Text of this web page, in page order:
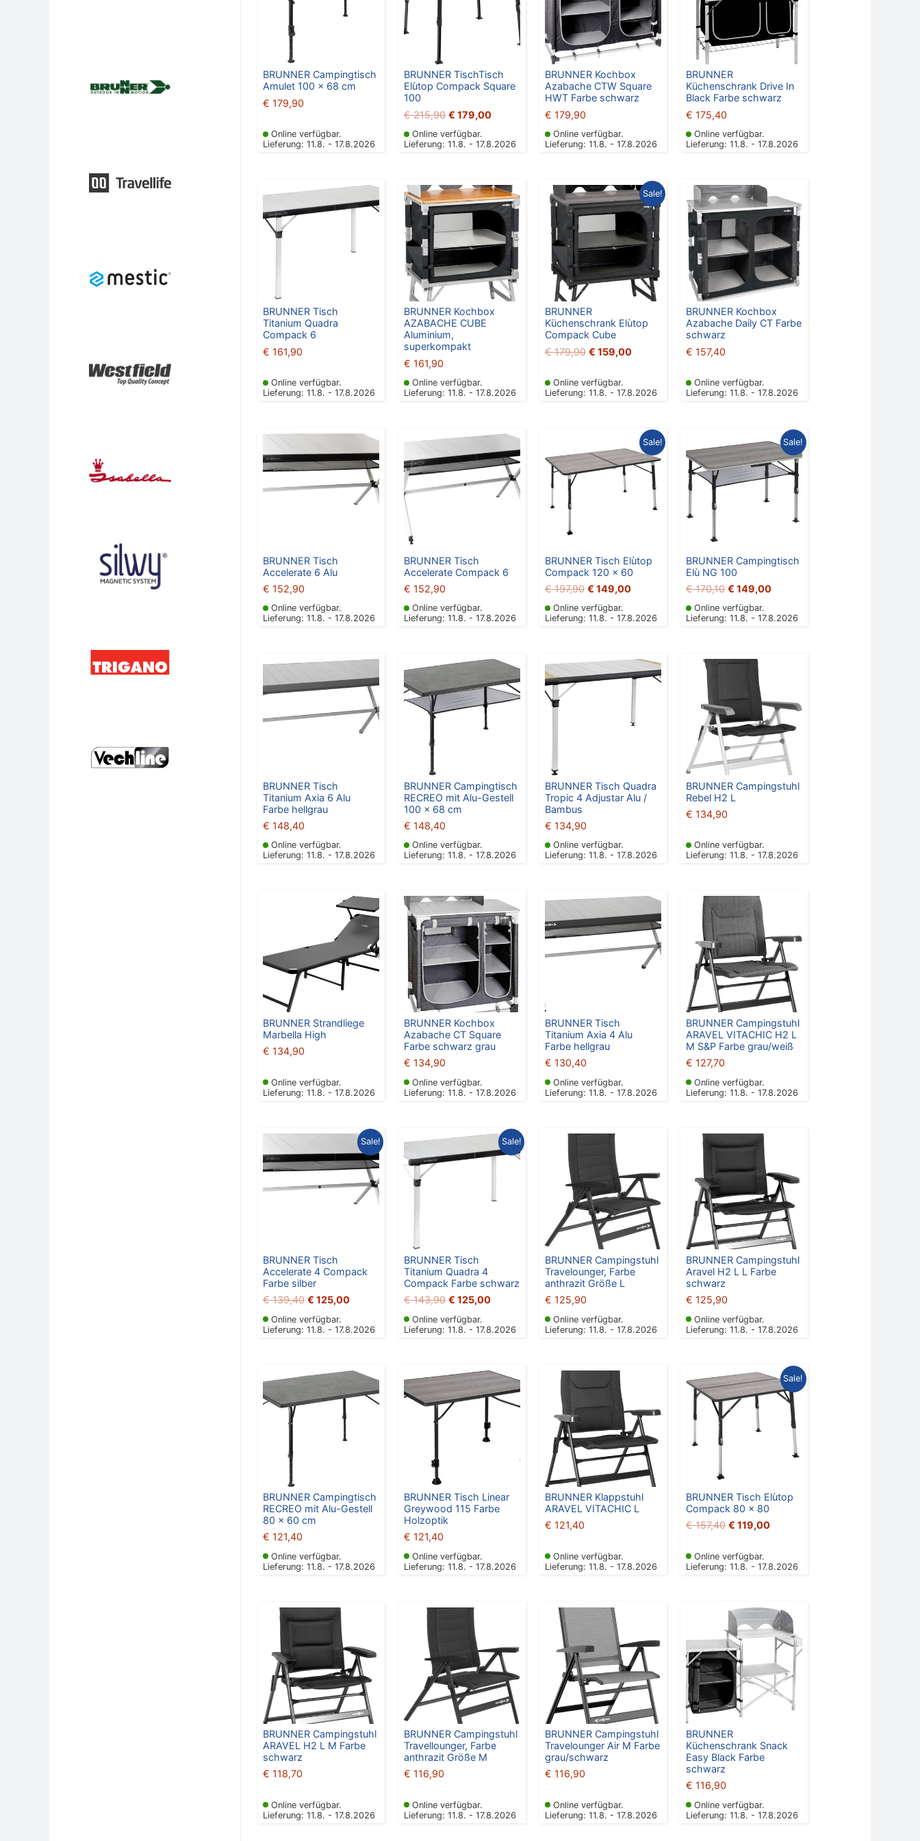
BRUNNER Campingtisch
Amulet 100 x 68 cm
€ 179,90
Online verfügbar.
Lieferung: 11.8. - 17.8.2026
BRUNNER TischTisch
Elùtop Compack Square
100
€215,90 € 179,00
Online verfügbar.
Lieferung: 11.8. - 17.8.2026
BRUNNER Kochbox
Azabache CTW Square
HWT Farbe schwarz
€ 179,90
Online verfügbar.
Lieferung: 11.8. - 17.8.2026
BRUNNER
Küchenschrank Drive In
Black Farbe schwarz
€ 175,40
Online verfügbar.
Lieferung: 11.8. - 17.8.2026
BRUNNER Tisch
Titanium Quadra
Compack 6
€ 161,90
Online verfügbar.
Lieferung: 11.8. - 17.8.2026
BRUNNER Kochbox
AZABACHE CUBE
Aluminium,
superkompakt
€ 161,90
Online verfügbar.
Lieferung: 11.8. - 17.8.2026
Sale!
BRUNNER
Küchenschrank Elùtop
Compack Cube
€179,90
Ursprünglicher
Preis
war:
€ 179,90
€ 159,00
Aktueller
Preis
ist:
€ 159,00.
Online verfügbar.
Lieferung: 11.8. - 17.8.2026
BRUNNER Kochbox
Azabache Daily CT Farbe
schwarz
€ 157,40
Online verfügbar.
Lieferung: 11.8. - 17.8.2026
BRUNNER Tisch
Accelerate 6 Alu
€ 152,90
Online verfügbar.
Lieferung: 11.8. - 17.8.2026
BRUNNER Tisch
Accelerate Compack 6
€ 152,90
Online verfügbar.
Lieferung: 11.8. - 17.8.2026
Sale!
BRUNNER Tisch Elùtop
Compack 120 x 60
€197,90
Ursprünglicher
war:
€ 197,90
€ 149,00
Aktueller
Preis
ist:
€ 149,00.
Online verfügbar.
Lieferung: 11.8. - 17.8.2026
Sale!
BRUNNER Campingtisch
Elù NG 100
€170,10
Ursprünglicher
Preis
€ 170,10
€ 149,00
Aktueller
Preis
ist:
€ 149,00.
Online verfügbar.
Lieferung: 11.8. - 17.8.2026
BRUNNER Tisch
Titanium Axia 6 Alu
Farbe hellgrau
€ 148,40
Online verfügbar.
Lieferung: 11.8. - 17.8.2026
BRUNNER Campingtisch
RECREO mit Alu-Gestell
100 x 68 cm
€ 148,40
Online verfügbar.
Lieferung: 11.8. - 17.8.2026
BRUNNER Tisch Quadra
Tropic 4 Adjustar Alu /
Bambus
€ 134,90
Online verfügbar.
Lieferung: 11.8. - 17.8.2026
BRUNNER Campingstuhl
Rebel H2 L
€ 134,90
Online verfügbar.
Lieferung: 11.8. - 17.8.2026
BRUNNER Strandliege
Marbella High
€ 134,90
Online verfügbar.
Lieferung: 11.8. - 17.8.2026
BRUNNER Kochbox
Azabache CT Square
Farbe schwarz grau
€ 134,90
Online verfügbar.
Lieferung: 11.8. - 17.8.2026
BRUNNER Tisch
Titanium Axia 4 Alu
Farbe hellgrau
€ 130,40
Online verfügbar.
Lieferung: 11.8. - 17.8.2026
BRUNNER Campingstuhl
ARAVEL VITACHIC H2 L
M S&P Farbe grau/weiß
€ 127,70
Online verfügbar.
Lieferung: 11.8. - 17.8.2026
Sale!
BRUNNER Tisch
Accelerate 4 Compack
Farbe silber
€139,40
Ursprünglicher
war:
€ 139,40
€ 125,00
Aktueller
Preis
ist:
€ 125,00.
Online verfügbar.
Lieferung: 11.8. - 17.8.2026
Sale!
BRUNNER Tisch
Titanium Quadra 4
Compack Farbe schwarz
€143,90
Ursprünglicher
war:
€ 125,00
Aktueller
Preis
ist:
Online verfügbar.
Lieferung: 11.8. - 17.8.2026
BRUNNER Campingstuhl
Travelounger, Farbe
anthrazit Größe L
€ 125,90
Online verfügbar.
Lieferung: 11.8. - 17.8.2026
BRUNNER Campingstuhl
Aravel H2 L L Farbe
schwarz
€ 125,90
Online verfügbar.
Lieferung: 11.8. - 17.8.2026
BRUNNER Campingtisch
RECREO mit Alu-Gestell
80 x 60 cm
€ 121,40
Online verfügbar.
Lieferung: 11.8. - 17.8.2026
BRUNNER Tisch Linear
Greywood 115 Farbe
Holzoptik
€ 121,40
Online verfügbar.
Lieferung: 11.8. - 17.8.2026
BRUNNER Klappstuhl
ARAVEL VITACHIC L
€ 121,40
Online verfügbar.
Lieferung: 11.8. - 17.8.2026
Sale!
BRUNNER Tisch Elùtop
Compack 80 x 80
€157,40
Ursprünglicher
Preis
war:
€ 157,40
€ 119,00
Aktueller
Preis
ist:
€ 119,00.
Online verfügbar.
Lieferung: 11.8. - 17.8.2026
BRUNNER Campingstuhl
ARAVEL H2 L M Farbe
schwarz
€ 118,70
Online verfügbar.
Lieferung: 11.8. - 17.8.2026
BRUNNER Campingstuhl
Travellounger, Farbe
anthrazit Größe M
€ 116,90
Online verfügbar.
Lieferung: 11.8. - 17.8.2026
BRUNNER Campingstuhl
Travelounger Air M Farbe
grau/schwarz
€ 116,90
Online verfügbar.
Lieferung: 11.8. - 17.8.2026
BRUNNER
Küchenschrank Snack
Easy Black Farbe
schwarz
€ 116,90
Online verfügbar.
Lieferung: 11.8. - 17.8.2026